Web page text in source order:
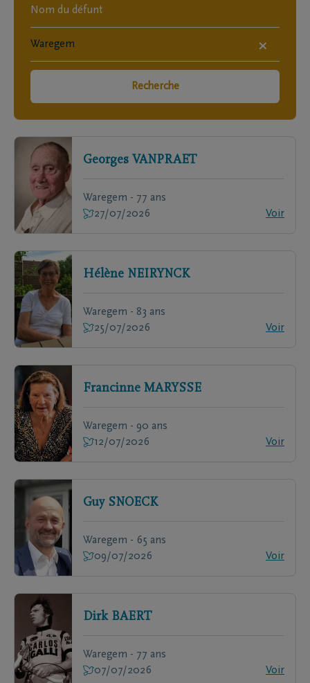
×
Recherche
Georges VANPRAET
Waregem - 77 ans
27/07/2026
Voir
Hélène NEIRYNCK
Waregem - 83 ans
25/07/2026
Voir
Francinne MARYSSE
Waregem - 90 ans
12/07/2026
Voir
Guy SNOECK
Waregem - 65 ans
09/07/2026
Voir
Dirk BAERT
Waregem - 77 ans
07/07/2026
Voir